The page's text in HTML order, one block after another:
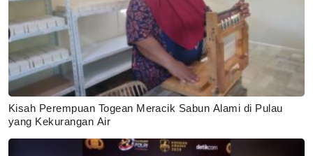
Kisah Perempuan Togean Meracik Sabun Alami di Pulau
yang Kekurangan Air